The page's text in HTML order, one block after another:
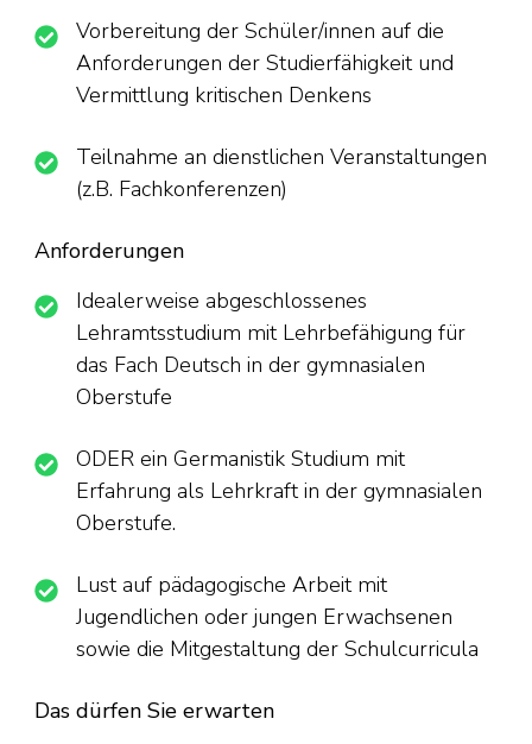
Vorbereitung der Schüler/innen auf die
Anforderungen der Studierfähigkeit und
Vermittlung kritischen Denkens
Teilnahme an dienstlichen Veranstaltungen
(z.B. Fachkonferenzen)
Anforderungen
Idealerweise abgeschlossenes
Lehramtsstudium mit Lehrbefähigung für
das Fach Deutsch in der gymnasialen
Oberstufe
ODER ein Germanistik Studium mit
Erfahrung als Lehrkraft in der gymnasialen
Oberstufe.
Lust auf pädagogische Arbeit mit
Jugendlichen oder jungen Erwachsenen
sowie die Mitgestaltung der Schulcurricula
Das dürfen Sie erwarten